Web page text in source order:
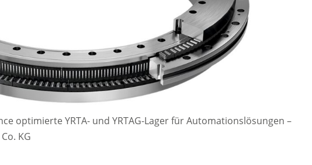
optimierte YRTA- und YRTAG-Lager für Automationslösungen –
KG